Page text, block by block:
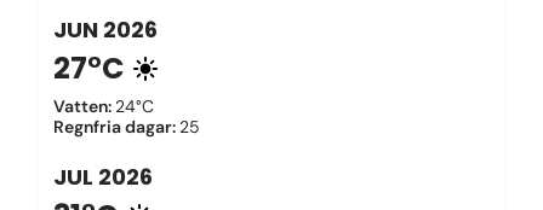
JUN 2026
27°C
Vatten: 24°C
Regnfria dagar: 25
JUL 2026